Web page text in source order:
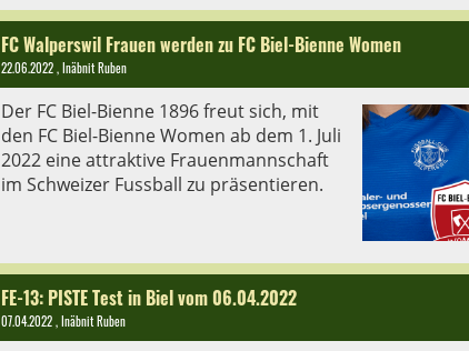
FC Walperswil Frauen werden zu FC Biel-Bienne Women
22.06.2022, Inäbnit Ruben
Der FC Biel-Bienne 1896 freut sich, mit
den FC Biel-Bienne Women ab dem 1. Juli
2022 eine attraktive Frauenmannschaft
im Schweizer Fussball zu präsentieren.
FE-13: PISTE Test in Biel vom 06.04.2022
07.04.2022, Inäbnit Ruben